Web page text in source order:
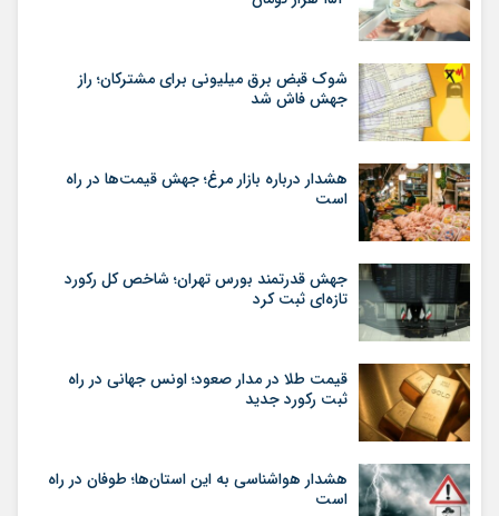
شوک قبض برق میلیونی برای مشترکان؛ راز
جهش فاش شد
هشدار درباره بازار مرغ؛ جهش قیمت‌ها در راه
است
جهش قدرتمند بورس تهران؛ شاخص کل رکورد
تازه‌ای ثبت کرد
قیمت طلا در مدار صعود؛ اونس جهانی در راه
ثبت رکورد جدید
هشدار هواشناسی به این استان‌ها؛ طوفان در راه
است